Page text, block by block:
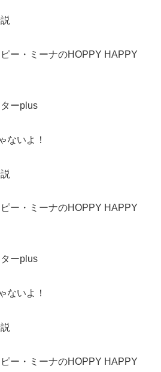
ー・ミーナのHOPPY HAPPY
ーplus
ないよ！
ー・ミーナのHOPPY HAPPY
ーplus
ないよ！
ー・ミーナのHOPPY HAPPY